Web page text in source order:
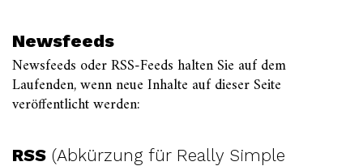
Newsfeeds
Newsfeeds oderRSS-Feeds halten Sie auf dem
Laufenden, wenn neue Inhalte auf dieser Seite
veröffentlicht werden:
RSS (Abkürzung für Really Simple